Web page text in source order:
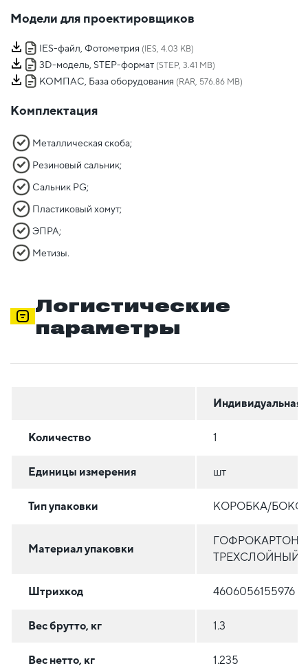
Модели для проектировщиков
IES-файл, Фотометрия (IES, 4.03 KB)
3D-модель, STEP-формат (STEP, 3.41 MB)
КОМПАС, База оборудования (RAR, 576.86 MB)
Комплектация
Металлическая скоба;
Резиновый сальник;
Сальник PG;
Пластиковый хомут;
ЭПРА;
Метизы.
Логистические
параметры
Индивидуальная
Количество 1
Единицы измерения шт
Тип упаковки КОРОБКА/БОКС
Материал упаковки
ГОФРОКАРТОН
ТРЕХСЛОЙНЫЙ
Штрихкод 4606056155976
Вес брутто, кг 1.3
Вес нетто, кг 1.235